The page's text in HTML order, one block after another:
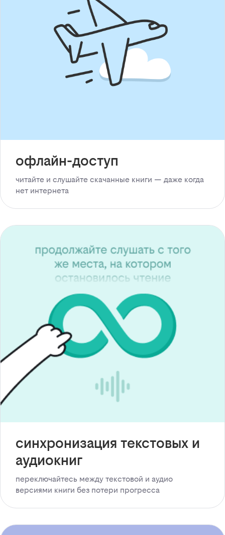
офлайн-доступ
читайте и слушайте скачанные книги — даже когда
нет интернета
синхронизация текстовых и
аудиокниг
переключайтесь между текстовой и аудио
версиями книги без потери прогресса